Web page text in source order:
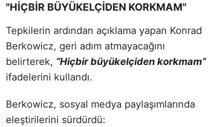
"HİÇBİR BÜYÜKELÇİDEN KORKMAM"
Tepkilerin ardından açıklama yapan Konrad
Berkowicz, geri adım atmayacağını
belirterek, “Hiçbir büyükelçiden korkmam”
ifadelerini kullandı.
Berkowicz, sosyal medya paylaşımlarında
eleştirilerini sürdürdü: